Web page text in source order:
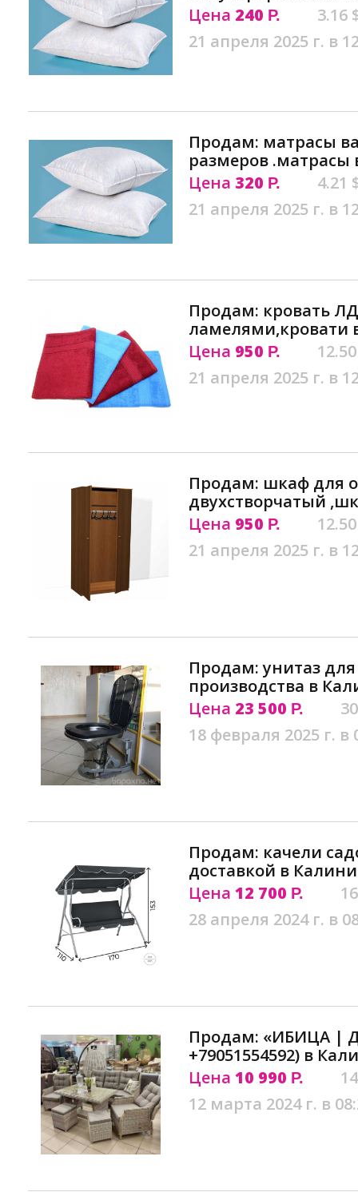
Цена 240 Р.
3.16
21 апреля 2025 г. в
Продам: матрасы
размеров .матрасы
Цена 320 Р.
4.21
21 апреля 2025 г. в
Продам: кровать
ламелями,кровати
Цена 950 Р.
21 апреля 2025 г. в
Продам: шкаф для
двухстворчатый
Цена 950 Р.
21 апреля 2025 г. в
Продам: унитаз
производства в
Цена 23 500 Р.
18 февраля 2025 г. в
Продам: качели
доставкой в
Цена 12 700 Р.
28 апреля 2024 г. в
Продам: «ИБИЦА |
+79051554592) в
Цена 10 990 Р.
12 марта 2024 г. в